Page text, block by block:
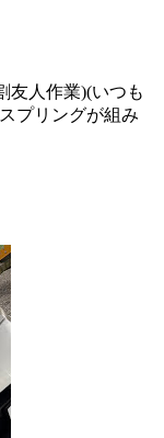
友人作業)(いつも
プリングが組み